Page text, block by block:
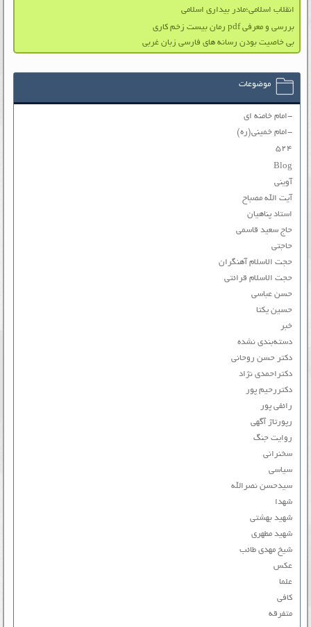
انقلاب اسلامی؛مادر بیداری اسلامی
بررسی و معرفی pdf رمان بیست زخم کاری
بی خاصیت بودن رسانه های فارسی زبان غربی
موضوعات
-امام خامنه ای
-امام خمینی(ره)
۵۲۴
Blog
آوینی
آیت الله مصباح
استاد پناهیان
حاج سعید قاسمی
حاجتی
حجت الاسلام آهنگران
حجت الاسلام قرائتی
حسن عباسی
حسین یکتا
خبر
دسته‌بندی نشده
دکتر حسن روحانی
دکتراحمدی نژاد
دکتررحیم پور
رائفی پور
رپورتاژ آگهی
روایت جنگ
سخنرانی
سیاسی
سیدحسن نصرالله
شهدا
شهید بهشتی
شهید مطهری
شیخ مهدی طائب
عکس
علما
کافی
متفرقه